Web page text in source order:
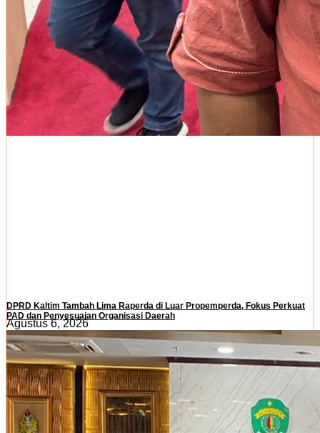
DPRD Kaltim Tambah Lima Raperda di Luar Propemperda, Fokus Perkuat
PAD dan Penyesuaian Organisasi Daerah
Agustus 6, 2026